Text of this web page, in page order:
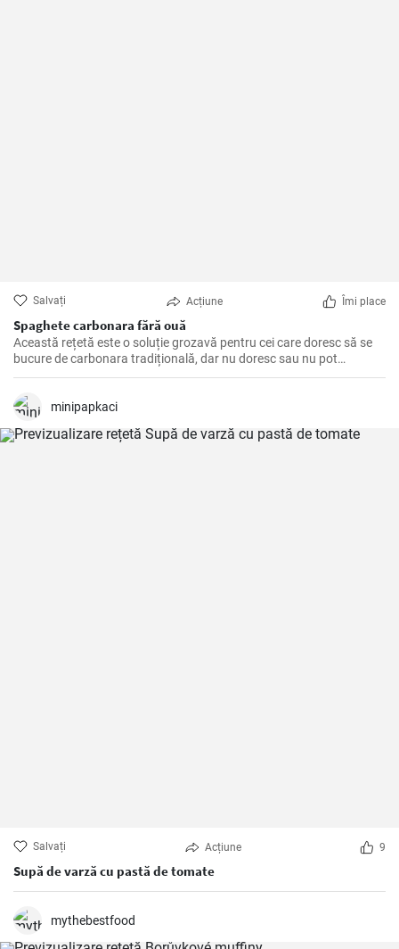
Salvați Acțiune Îmi place
Spaghete carbonara fără ouă
Această rețetă este o soluție grozavă pentru cei care doresc să se
bucure de carbonara tradițională, dar nu doresc sau nu pot
consuma ouă.
minipapkaci
Salvați Acțiune 9
Supă de varză cu pastă de tomate
mythebestfood